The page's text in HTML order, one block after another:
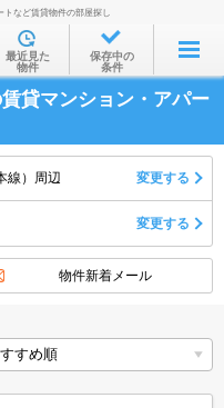
駅から
ら
場から
会社から
など賃貸物件の部屋探し
最近見た
物件
保存中の
条件
貸マンション・アパー
線）周辺 変更する
変更する
物件新着メール